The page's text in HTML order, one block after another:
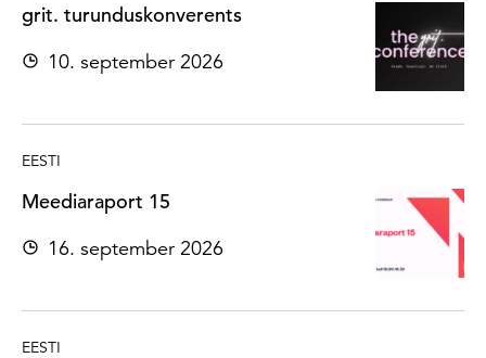
grit. turunduskonverents
10. september 2026
EESTI
Meediaraport 15
16. september 2026
EESTI